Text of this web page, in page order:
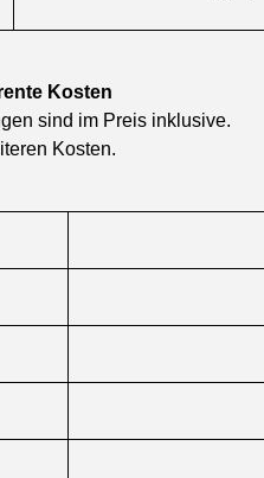
Kosten
sind im Preis inklusive.
Kosten.